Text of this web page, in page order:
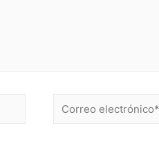
Correo